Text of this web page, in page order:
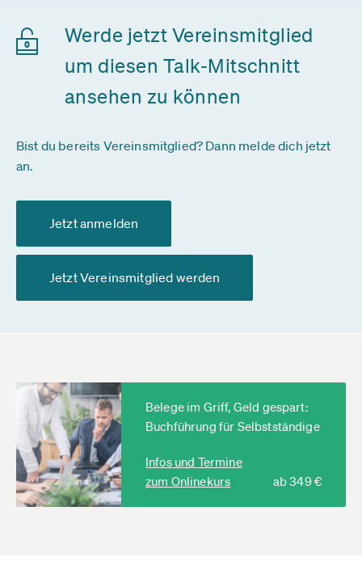
Werde jetzt Vereinsmitglied
um diesen Talk-Mitschnitt
ansehen zu können
Bist du bereits Vereinsmitglied? Dann melde dich jetzt
an.
Jetzt anmelden
Jetzt Vereinsmitglied werden
Belege im Griff, Geld gespart:
Buchführung für Selbstständige
Infos und Termine
zum Onlinekurs
ab 349 €